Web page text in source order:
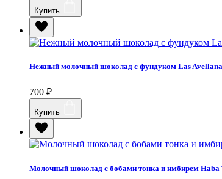
Купить
Нежный молочный шоколад с фундуком Las
700 ₽
Купить
Молочный шоколад с бобами тонка и имбирем Haba